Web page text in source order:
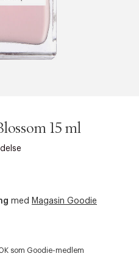
15 ml
med Magasin Goodie
som Goodie-medlem